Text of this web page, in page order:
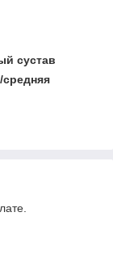
сустав
средняя